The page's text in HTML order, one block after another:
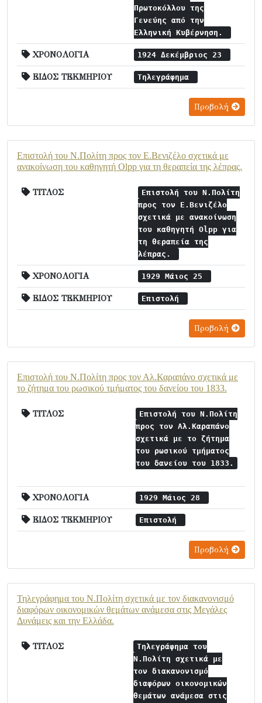
Πρωτοκόλλου της
Γενεύης από την
Ελληνική Κυβέρνηση.
ΧΡΟΝΟΛΟΓΙΑ 1924 Δεκέμβριος 23
ΕΙΔΟΣ ΤΕΚΜΗΡΙΟΥ Τηλεγράφημα
Προβολή
Επιστολή του Ν.Πολίτη προς τον Ε.Βενιζέλο σχετικά με
ανακοίνωση του καθηγητή Olpp για τη θεραπεία της λέπρας.
ΤΙΤΛΟΣ
Επιστολή του Ν.Πολίτη
προς τον Ε.Βενιζέλο
σχετικά με ανακοίνωση
του καθηγητή Olpp για
τη θεραπεία της
λέπρας.
ΧΡΟΝΟΛΟΓΙΑ 1929 Μάιος 25
ΕΙΔΟΣ ΤΕΚΜΗΡΙΟΥ Επιστολή
Προβολή
Επιστολή του Ν.Πολίτη προς τον Αλ.Καραπάνο σχετικά με
το ζήτημα του ρωσικού τμήματος του δανείου του 1833.
ΤΙΤΛΟΣ
Επιστολή του Ν.Πολίτη
προς τον Αλ.Καραπάνο
σχετικά με το ζήτημα
του ρωσικού τμήματος
του δανείου του 1833.
ΧΡΟΝΟΛΟΓΙΑ 1929 Μάιος 28
ΕΙΔΟΣ ΤΕΚΜΗΡΙΟΥ Επιστολή
Προβολή
Τηλεγράφημα του Ν.Πολίτη σχετικά με τον διακανονισμό
διαφόρων οικονομικών θεμάτων ανάμεσα στις Μεγάλες
Δυνάμεις και την Ελλάδα.
ΤΙΤΛΟΣ
Τηλεγράφημα του
Ν.Πολίτη σχετικά με
τον διακανονισμό
διαφόρων οικονομικών
θεμάτων ανάμεσα στις